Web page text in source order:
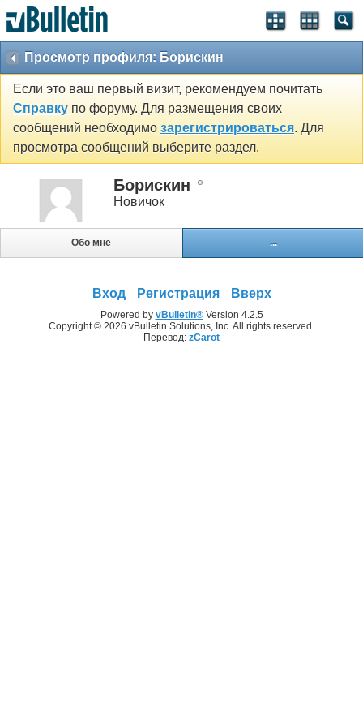
Просмотр профиля: Борискин
Если это ваш первый визит, рекомендуем почитать
Справку по форуму. Для размещения своих
сообщений необходимо зарегистрироваться. Для
просмотра сообщений выберите раздел.
Борискин
Новичок
Обо мне ...
Вход Регистрация Вверх
Powered by vBulletin®Version 4.2.5
Copyright © 2026 vBulletin Solutions, Inc. All rights reserved.
Перевод: zCarot